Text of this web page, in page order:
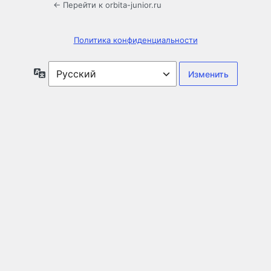
← Перейти к orbita-junior.ru
Политика конфиденциальности
Язык